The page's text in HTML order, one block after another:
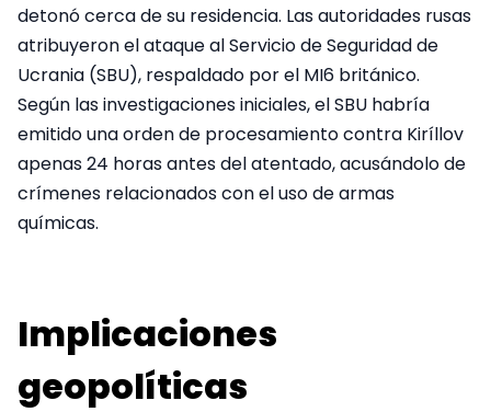
detonó cerca de su residencia. Las autoridades rusas
atribuyeron el ataque al Servicio de Seguridad de
Ucrania (SBU), respaldado por el MI6 británico.
Según las investigaciones iniciales, el SBU habría
emitido una orden de procesamiento contra Kiríllov
apenas 24 horas antes del atentado, acusándolo de
crímenes relacionados con el uso de armas
químicas.
Implicaciones
geopolíticas